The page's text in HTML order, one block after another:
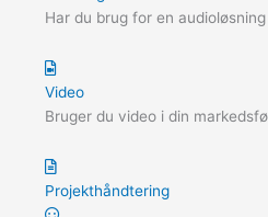
Har du brug for en
Video
Bruger du video i din
Projekthåndtering